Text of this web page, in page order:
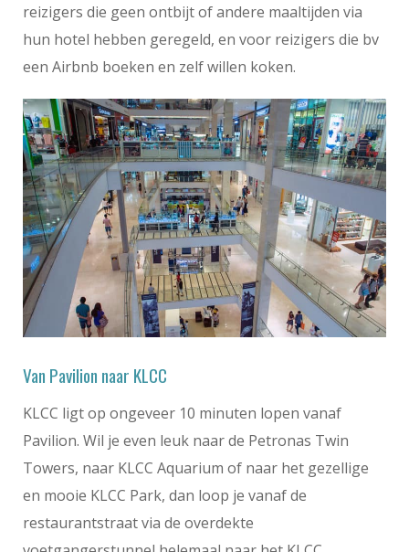
reizigers die geen ontbijt of andere maaltijden via
hun hotel hebben geregeld, en voor reizigers die bv
een Airbnb boeken en zelf willen koken.
Van Pavilion naar KLCC
KLCC ligt op ongeveer 10 minuten lopen vanaf
Pavilion. Wil je even leuk naar de Petronas Twin
Towers, naar KLCC Aquarium of naar het gezellige
en mooie KLCC Park, dan loop je vanaf de
restaurantstraat via de overdekte